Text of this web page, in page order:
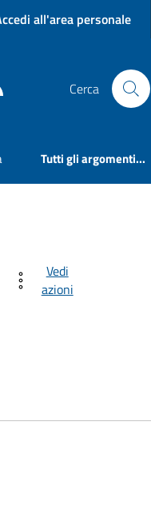
all'area personale
Cerca
Tutti gli argomenti...
Vedi
azioni